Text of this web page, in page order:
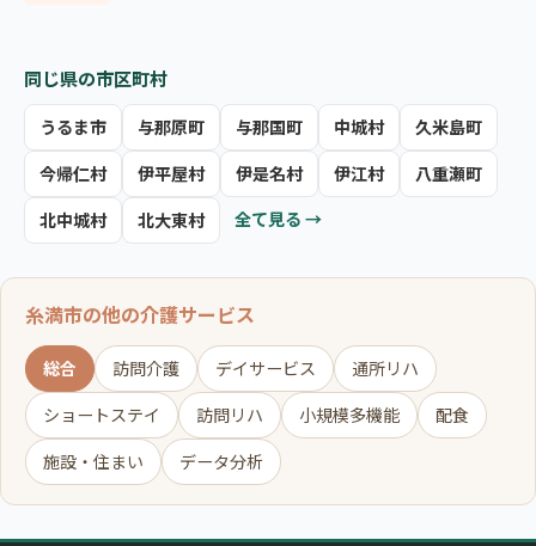
同じ県の市区町村
うるま市 与那原町 与那国町 中城村
久米島町
今帰仁村
伊平屋村 伊是名村 伊江村
八重瀬町
北中城村
北大東村 全て見る →
糸満市の他の介護サービス
総合 訪問介護 デイサービス
通所リハ
ショートステイ
訪問リハ 小規模多機能
配食
施設・住まい
データ分析